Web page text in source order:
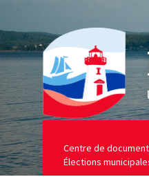
Centre de
Élections